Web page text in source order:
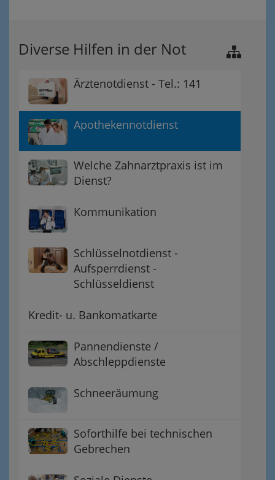
Diverse Hilfen in der Not
Ärztenotdienst - Tel.: 141
Apothekennotdienst
Welche Zahnarztpraxis ist im
Dienst?
Kommunikation
Schlüsselnotdienst -
Aufsperrdienst -
Schlüsseldienst
Kredit- u. Bankomatkarte
Pannendienste /
Abschleppdienste
Schneeräumung
Soforthilfe bei technischen
Gebrechen